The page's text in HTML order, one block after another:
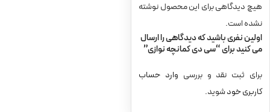
هیچ دیدگاهی برای این محصول نوشته
نشده است.
اولین نفری باشید که دیدگاهی را ارسال
می کنید برای “سی دی کمانچه ‌نوازی”
برای ثبت نقد و بررسی وارد حساب
کاربری خودشوید.